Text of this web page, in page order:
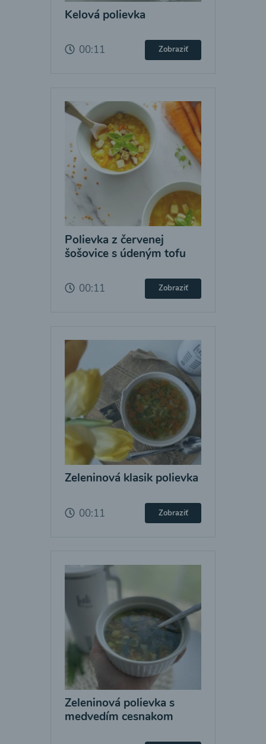
Kelová polievka
00:11 Zobraziť
Polievka z červenej
šošovice s údeným tofu
00:11 Zobraziť
Zeleninová klasik polievka
00:11 Zobraziť
Zeleninová polievka s
medvedím cesnakom